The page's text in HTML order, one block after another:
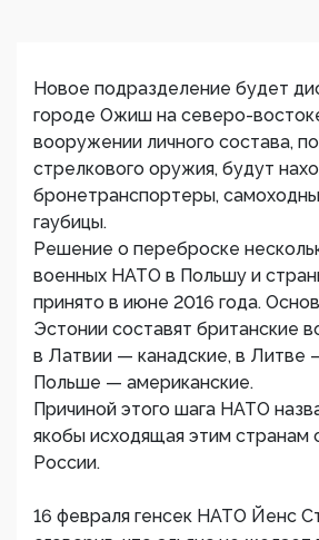
Новое подразделение будет
городе Ожиш на северо-
вооружении личного состава,
стрелкового оружия, будут
бронетранспортеры,
гаубицы.
Решение о переброске
военных НАТО в Польшу и
принято в июне 2016 года.
Эстонии составят британские
в Латвии — канадские, в Литве
Польше — американские.
Причиной этого шага НАТО
якобы исходящая этим странам
России.
16 февраля генсек НАТО Йенс